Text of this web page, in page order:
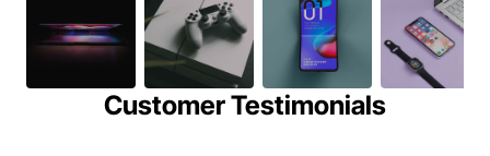
Customer Testimonials